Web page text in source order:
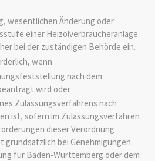
wesentlichen Änderung oder
einer Heizölverbraucheranlage
bei der zuständigen Behörde ein.
wenn
nach dem
wird oder
Zulassungsverfahrens nach
ist, sofern im Zulassungsverfahren
dieser Verordnung
grundsätzlich bei Genehmigungen
für Baden-Württemberg oder dem